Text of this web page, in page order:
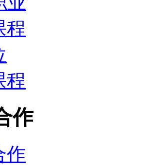
程
程
作
作